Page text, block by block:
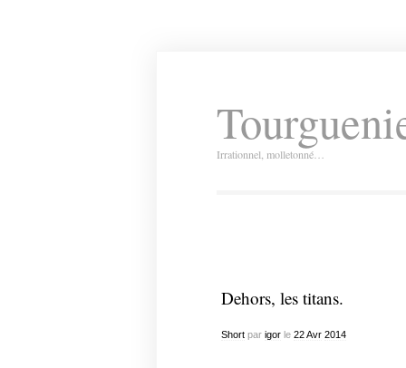
Irrationnel, molletonné…
Dehors, les titans.
Shortpar igorle 22 Avr 2014